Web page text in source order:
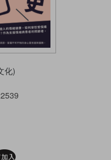
化)